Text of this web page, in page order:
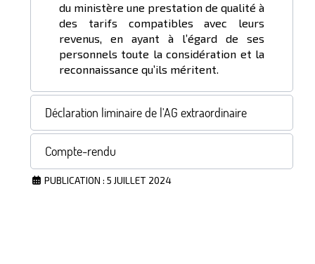
du ministère une prestation de qualité à
des tarifs compatibles avec leurs
revenus, en ayant à l’égard de ses
personnels toute la considération et la
reconnaissance qu’ils méritent.
Déclaration liminaire de l'AG extraordinaire
Compte-rendu
PUBLICATION : 5 JUILLET 2024